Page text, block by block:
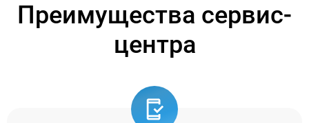
Преимущества сервис-
центра